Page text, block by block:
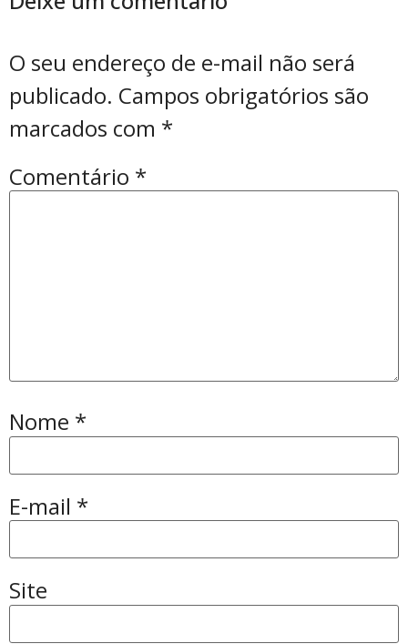
O seu endereço de e-mail não será
publicado. Campos obrigatórios são
marcados com *
Comentário *
Nome *
E-mail *
Site